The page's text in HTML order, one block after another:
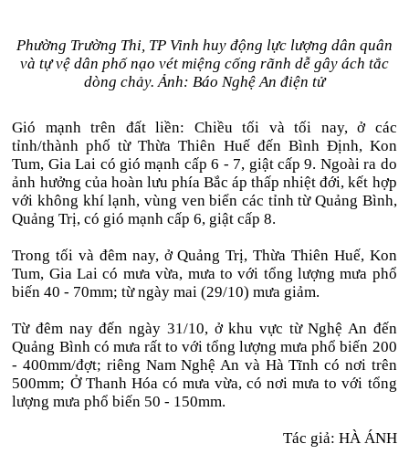
Phường Trường Thi, TP Vinh huy động lực lượng dân quân
và tự vệ dân phố nạo vét miệng cống rãnh dễ gây ách tắc
dòng chảy. Ảnh: Báo Nghệ An điện tử
Gió mạnh trên đất liền: Chiều tối và tối nay, ở các
tỉnh/thành phố từ Thừa Thiên Huế đến Bình Định, Kon
Tum, Gia Lai có gió mạnh cấp 6 - 7, giật cấp 9. Ngoài ra do
ảnh hưởng của hoàn lưu phía Bắc áp thấp nhiệt đới, kết hợp
với không khí lạnh, vùng ven biển các tỉnh từ Quảng Bình,
Quảng Trị, có gió mạnh cấp 6, giật cấp 8.
Trong tối và đêm nay, ở Quảng Trị, Thừa Thiên Huế, Kon
Tum, Gia Lai có mưa vừa, mưa to với tổng lượng mưa phổ
biến 40 - 70mm; từ ngày mai (29/10) mưa giảm.
Từ đêm nay đến ngày 31/10, ở khu vực từ Nghệ An đến
Quảng Bình có mưa rất to với tổng lượng mưa phổ biến 200
- 400mm/đợt; riêng Nam Nghệ An và Hà Tĩnh có nơi trên
500mm; Ở Thanh Hóa có mưa vừa, có nơi mưa to với tổng
lượng mưa phổ biến 50 - 150mm.
Tác giả: HÀ ÁNH